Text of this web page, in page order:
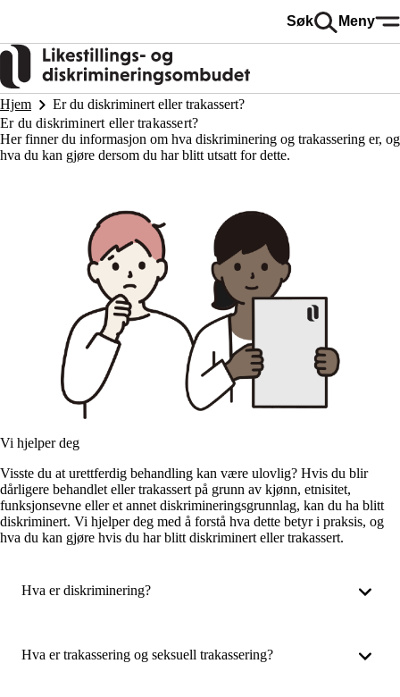
Søk Meny
Hjem
Er du diskriminert eller trakassert?
Er du diskriminert eller trakassert?
Her finner du informasjon om hva diskriminering og trakassering er, og
hva du kan gjøre dersom du har blitt utsatt for dette.
Vi hjelper deg
Visste du at urettferdig behandling kan være ulovlig? Hvis du blir
dårligere behandlet eller trakassert på grunn av kjønn, etnisitet,
funksjonsevne eller et annet diskrimineringsgrunnlag, kan du ha blitt
diskriminert. Vi hjelper deg med å forstå hva dette betyr i praksis, og
hva du kan gjøre hvis du har blitt diskriminert eller trakassert.
Hva er diskriminering?
Hva er trakassering og seksuell trakassering?